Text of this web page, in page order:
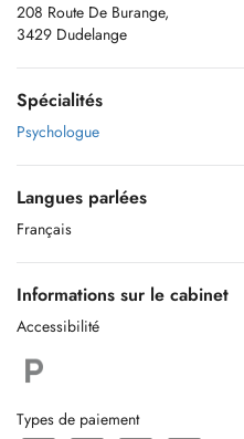
208 Route De Burange,
3429 Dudelange
Spécialités
Psychologue
Langues parlées
Français
Informations sur le cabinet
Accessibilité
Types de paiement